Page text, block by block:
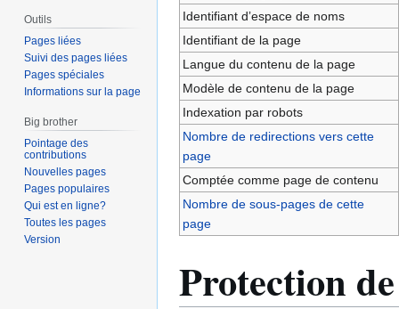
Identifiant dʼespace de noms
Identifiant de la page
Langue du contenu de la page
Modèle de contenu de la page
Indexation par robots
Nombre de redirections vers cette
page
Comptée comme page de contenu
Nombre de sous-pages de cette
page
Protection
Outils
Pages liées
Suivi des pages liées
Pages spéciales
Informations sur la page
Big brother
Pointage des
contributions
Nouvelles pages
Pages populaires
Qui est en ligne?
Toutes les pages
Version